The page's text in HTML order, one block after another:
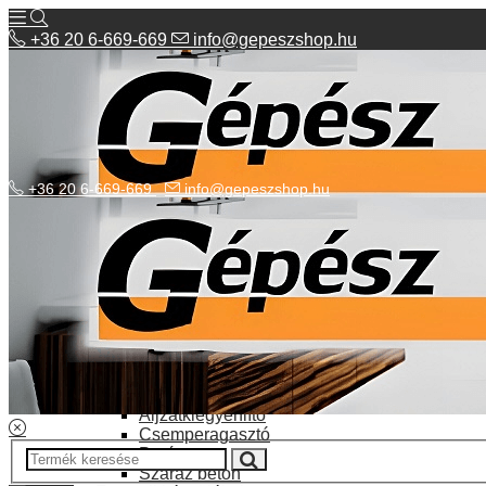
+36 20 6-669-669 info@gepeszshop.hu
Kategóriák menü
Bolhapiac
Burkolatok
Elektromos fűtés
Építkezés, fejújítás
Alapozó festék
Aljzatkiegyenlítő
Csemperagasztó
Poráru
Száraz beton
+36 20 6-669-669 info@gepeszshop.hu